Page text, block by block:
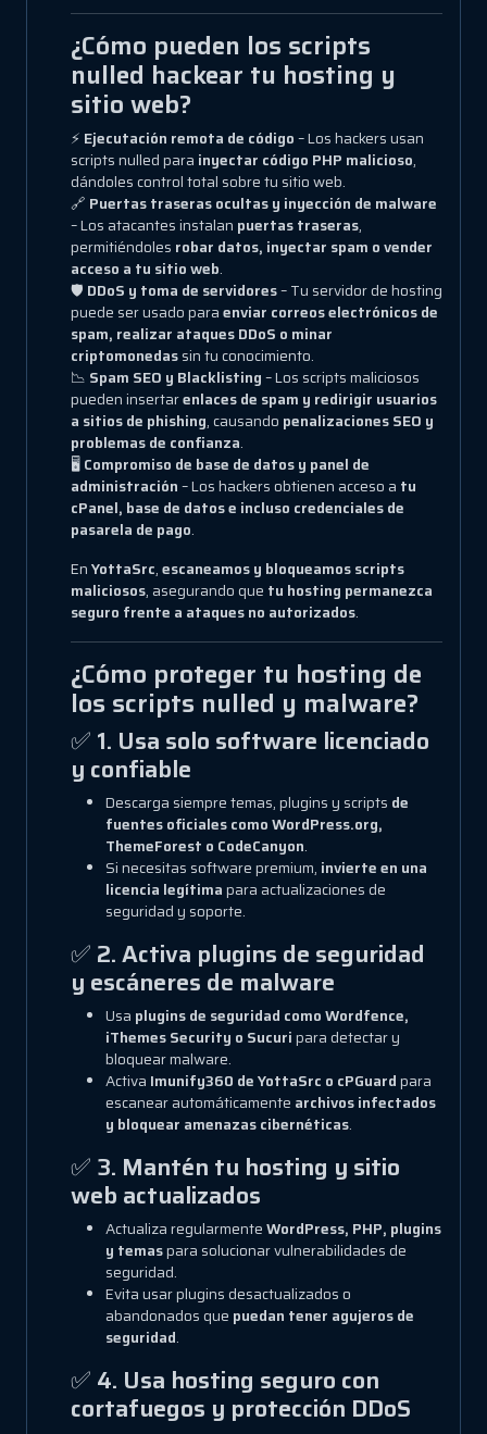
¿Cómo pueden los scripts
nulled hackear tu hosting y
sitio web?
⚡ Ejecutación remota de código– Los hackers usan
scripts nulled para inyectar código PHP malicioso,
dándoles control total sobre tu sitio web.
🔗 Puertas traseras ocultas y inyección de malware
– Los atacantes instalan puertas traseras,
permitiéndoles robar datos, inyectar spam o vender
acceso a tu sitio web.
🛡 DDoS y toma de servidores– Tu servidor de hosting
puede ser usado paraenviar correos electrónicos de
spam, realizar ataques DDoS o minar
criptomonedassin tu conocimiento.
📉 Spam SEO y Blacklisting– Los scripts maliciosos
pueden insertarenlaces de spam y redirigir usuarios
a sitios de phishing, causando penalizaciones SEO y
problemas de confianza.
🖥 Compromiso de base de datos y panel de
administración– Los hackers obtienen acceso a tu
cPanel, base de datos e incluso credenciales de
pasarela de pago.
EnYottaSrc,escaneamos y bloqueamos scripts
maliciosos, asegurando que tu hosting permanezca
seguro frente a ataques no autorizados.
¿Cómo proteger tu hosting de
los scripts nulled y malware?
✅ 1. Usa solo software licenciado
y confiable
Descarga siempre temas, plugins y scripts de
fuentes oficiales como WordPress.org,
ThemeForest o CodeCanyon.
Si necesitas software premium, invierte en una
licencia legítimapara actualizaciones de
seguridad y soporte.
✅ 2. Activa plugins de seguridad
y escáneres de malware
Usa plugins de seguridad como Wordfence,
iThemes Security o Sucuripara detectar y
bloquear malware.
Activa Imunify360 de YottaSrc o cPGuardpara
escanear automáticamente archivos infectados
y bloquear amenazas cibernéticas.
✅ 3. Mantén tu hosting y sitio
web actualizados
Actualiza regularmenteWordPress, PHP, plugins
y temaspara solucionar vulnerabilidades de
seguridad.
Evita usar plugins desactualizados o
abandonados que puedan tener agujeros de
seguridad.
✅ 4. Usa hosting seguro con
cortafuegos y protección DDoS